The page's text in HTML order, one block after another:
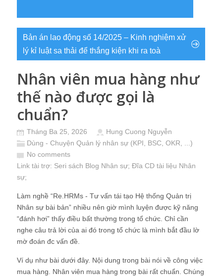
Bản án lao động số 14/2025 – Kinh nghiệm xử
lý kỉ luật sa thải để thắng kiện khi ra toà
Nhân viên mua hàng như
thế nào được gọi là
chuẩn?
Tháng Ba 25, 2026
Hung Cuong Nguyễn
Dùng - Chuyện Quản lý nhân sự (KPI, BSC, OKR, ...)
No comments
Link tài trợ: Seri sách Blog Nhân sự; Đĩa CD tài liệu Nhân
sự;
Làm nghề “Re.HRMs - Tư vấn tái tạo Hệ thống Quản trị
Nhân sự bài bản” nhiều nên giờ mình luyện được kỹ năng
“đánh hơi” thấy điều bất thường trong tổ chức. Chỉ cần
nghe câu trả lời của ai đó trong tổ chức là mình bắt đầu lờ
mờ đoán đc vấn đề.
Ví dụ như bài dưới đây. Nội dung trong bài nói về công việc
mua hàng. Nhân viên mua hàng trong bài rất chuẩn. Chúng